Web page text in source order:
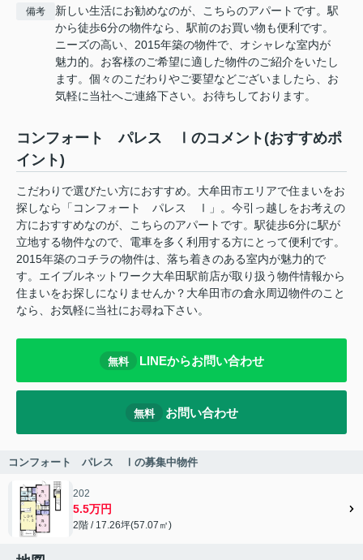
備考
新しい生活にお勧めなのが、こちらのアパートです。駅
から徒歩6分の物件なら、駅前のお買い物も便利です。
ニーズの高い、2015年築の物件で、オシャレな室内が
魅力的。お客様のご希望に適した物件のご紹介をいたし
ます。個々のこだわりやご要望などございましたら、お
気軽に当社へご連絡下さい。お待ちしております。
コンフォート パレス Ⅰのコメント(おすすめポ
イント)
こだわりで選びたい方におすすめ。大牟田市エリアで住まいをお
探しなら「コンフォート パレス Ⅰ」。今引っ越しをお考えの
方におすすめなのが、こちらのアパートです。駅徒歩6分に駅が
立地する物件なので、電車を多く利用する方にとって便利です。
2015年築のコチラの物件は、落ち着きのある室内が魅力的で
す。エイブルネットワーク大牟田駅前店が取り扱う物件情報から
住まいをお探しになりませんか？大牟田市の倉永周辺物件のこと
なら、お気軽に当社にお尋ね下さい。
無料 LINEからお問い合わせ
無料 お問い合わせ
コンフォート パレス Ⅰの募集中物件
202
5.5万円
2階 / 17.26坪(57.07㎡)